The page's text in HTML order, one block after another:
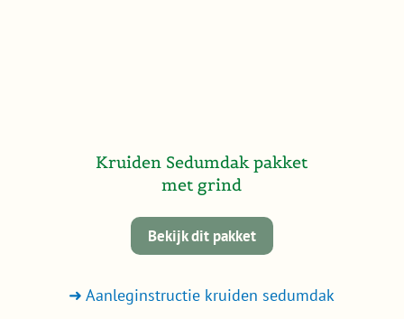
Kruiden Sedumdak pakket
met grind
Bekijk dit pakket
➜ Aanleginstructie kruiden sedumdak